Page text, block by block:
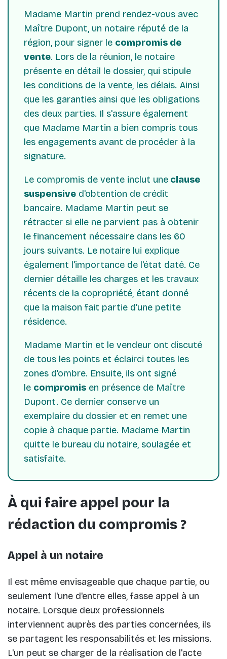
Madame Martin prend rendez-vous avec
Maître Dupont, un notaire réputé de la
région, pour signer le compromis de
vente. Lors de la réunion, le notaire
présente en détail le dossier, qui stipule
les conditions de la vente, les délais. Ainsi
que les garanties ainsi que les obligations
des deux parties. Il s'assure également
que Madame Martin a bien compris tous
les engagements avant de procéder à la
signature.
Le compromis de vente inclut une clause
suspensive d'obtention de crédit
bancaire. Madame Martin peut se
rétracter si elle ne parvient pas à obtenir
le financement nécessaire dans les 60
jours suivants. Le notaire lui explique
également l'importance de l'état daté. Ce
dernier détaille les charges et les travaux
récents de la copropriété, étant donné
que la maison fait partie d'une petite
résidence.
Madame Martin et le vendeur ont discuté
de tous les points et éclairci toutes les
zones d'ombre. Ensuite, ils ont signé
le compromis en présence de Maître
Dupont. Ce dernier conserve un
exemplaire du dossier et en remet une
copie à chaque partie. Madame Martin
quitte le bureau du notaire, soulagée et
satisfaite.
À qui faire appel pour la
rédaction du compromis ?
Appel à un notaire
Il est même envisageable que chaque partie, ou
seulement l'une d'entre elles, fasse appel à un
notaire. Lorsque deux professionnels
interviennent auprès des parties concernées, ils
se partagent les responsabilités et les missions.
L'un peut se charger de la réalisation de l'acte